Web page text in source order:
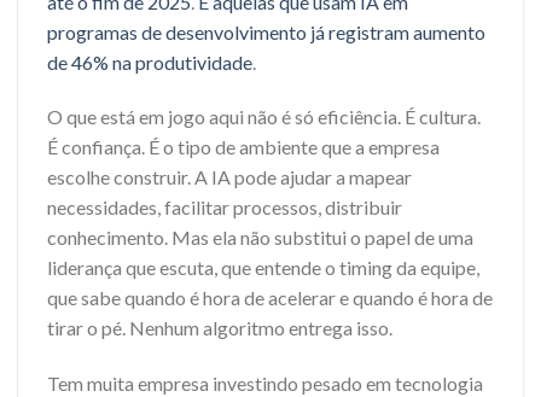
programas de desenvolvimento já registram aumento
de 46% na produtividade
O que está em jogo aqui não é só eficiência. É cultura.
É confiança. É o tipo de ambiente que a empresa
escolhe construir. A IA pode ajudar a mapear
necessidades, facilitar processos, distribuir
conhecimento. Mas ela não substitui o papel de uma
liderança que escuta, que entende o timing da equipe,
que sabe quando é hora de acelerar e quando é hora de
tirar o pé. Nenhum algoritmo entrega isso.
Tem muita empresa investindo pesado em tecnologia